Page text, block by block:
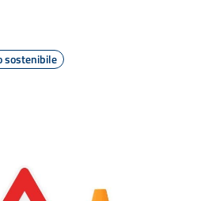
sostenibile